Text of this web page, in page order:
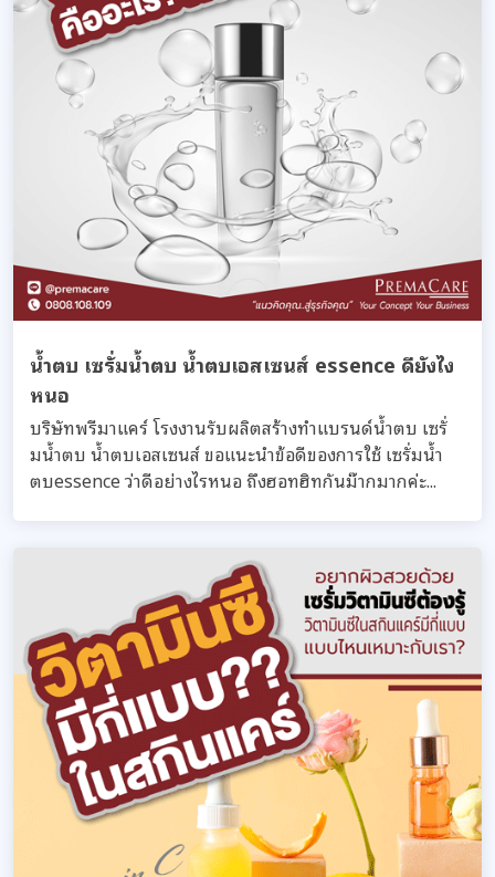
น้ำตบ เซรั่มน้ำตบ น้ำตบเอสเซนส์ essence ดียังไง
หนอ
บริษัทพรีมาแคร์ โรงงานรับผลิตสร้างทำแบรนด์น้ำตบ เซรั่
มน้ำตบ น้ำตบเอสเซนส์ ขอแนะนำข้อดีของการใช้ เซรั่มน้ำ
ตบessence ว่าดีอย่างไรหนอ ถึงฮอทฮิทกันม๊ากมากค่ะ...